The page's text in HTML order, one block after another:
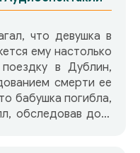
что девушка в
ему настолько
в Дублин,
смерти ее
бабушка погибла,
обследовав дом,